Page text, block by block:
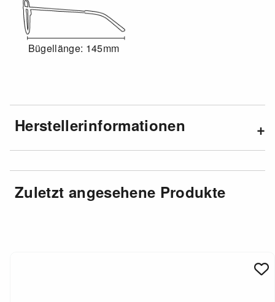
Bügellänge: 145mm
Herstellerinformationen
Zuletzt angesehene Produkte